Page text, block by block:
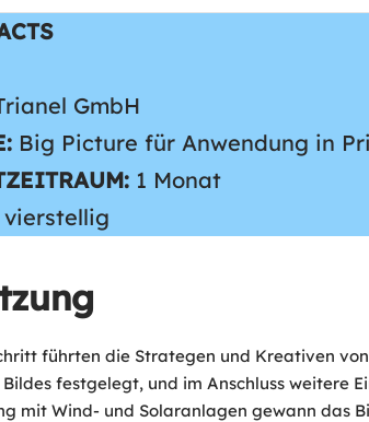
GmbH
Big Picture für Anwendung in
1 Monat
vierstellig
führten die Strategen und Kreativen
festgelegt, und im Anschluss weitere
mit Wind- und Solaranlagen gewann das